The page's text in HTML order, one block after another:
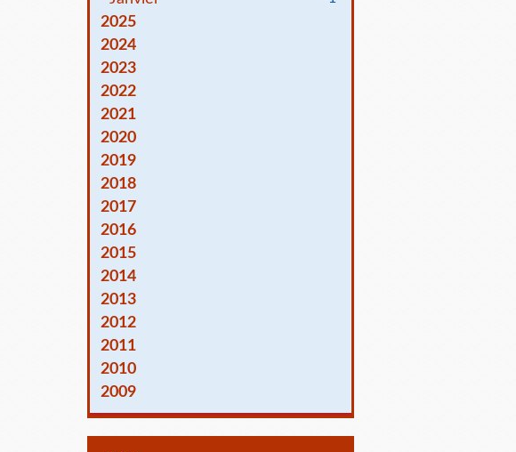
2025
2024
2023
2022
2021
2020
2019
2018
2017
2016
2015
2014
2013
2012
2011
2010
2009